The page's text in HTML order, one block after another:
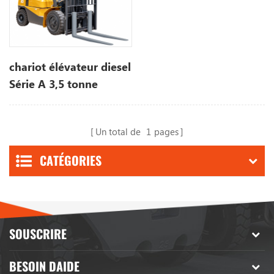
chariot élévateur diesel
Série A 3,5 tonne
Un total de 1 pages
CATÉGORIES
SOUSCRIRE
BESOIN DAIDE